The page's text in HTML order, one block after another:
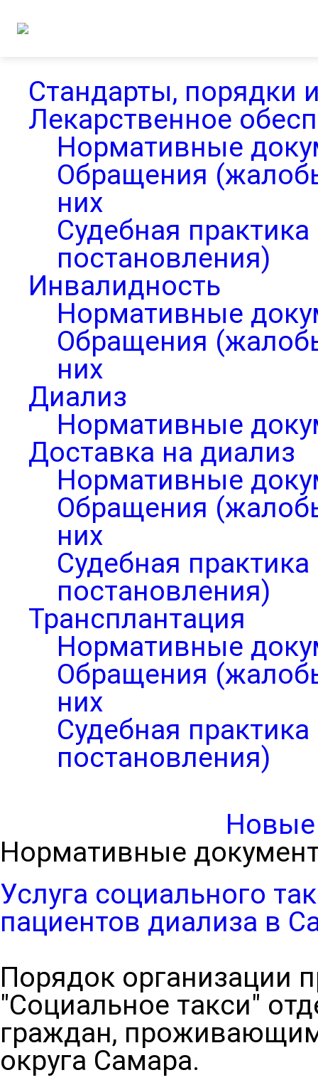
Стандарты, порядки
Лекарственное
Нормативные
Обращения
них
Судебная
постановления)
Инвалидность
Нормативные
Обращения
них
Диализ
Нормативные
Доставка на диализ
Нормативные
Обращения
них
Судебная
постановления)
Трансплантация
Нормативные
Обращения
них
Судебная
постановления)
Нормативные
Услуга социального
пациентов диализа в
Порядок организации
"Социальное такси"
граждан,
округа Самара.